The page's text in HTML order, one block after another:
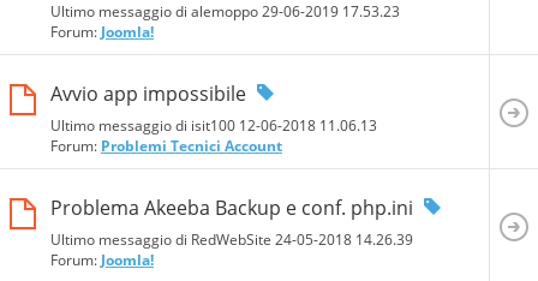
Ultimo messaggio di alemoppo 29-06-2019 17.53.23
Forum: Joomla!
Avvio app impossibile
Ultimo messaggio di isit100 12-06-2018 11.06.13
Forum: Problemi Tecnici Account
Problema Akeeba Backup e conf. php.ini
Ultimo messaggio di RedWebSite 24-05-2018 14.26.39
Forum: Joomla!